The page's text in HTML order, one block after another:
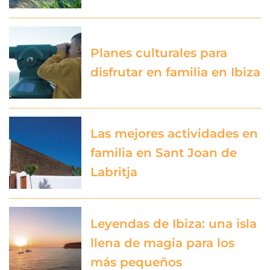
Planes culturales para
disfrutar en familia en Ibiza
Las mejores actividades en
familia en Sant Joan de
Labritja
Leyendas de Ibiza: una isla
llena de magia para los
más pequeños